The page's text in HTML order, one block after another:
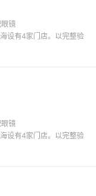
镜
设有4家门店。以完整验
镜
设有4家门店。以完整验